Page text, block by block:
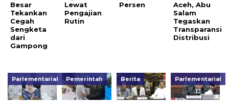
Besar
Tekankan
Cegah
Sengketa
dari
Gampong
Lewat
Pengajian
Rutin
Persen
Aceh, Abu
Salam
Tegaskan
Transparansi
Distribusi
Parlementarial Pemerintah Berita Parlementarial